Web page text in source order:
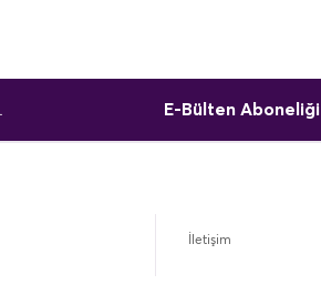
E-Bülten Aboneliği
İletişim